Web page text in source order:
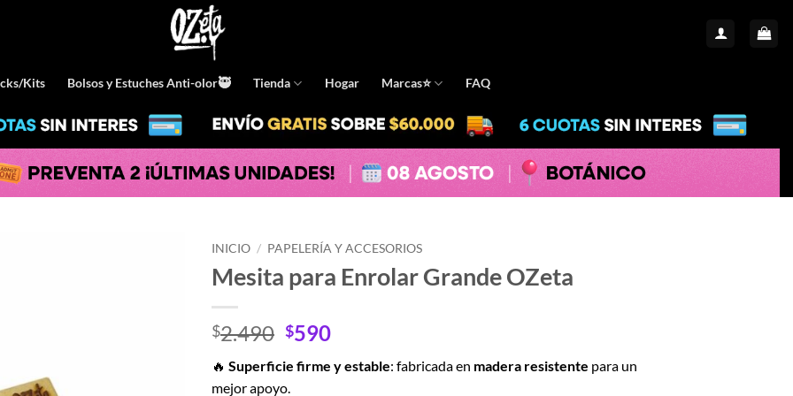
Kits Bolsos y Estuches Anti-olor🥷 Tienda Hogar Marcas⭐️ FAQ
INICIO / PAPELERÍA Y ACCESORIOS
Mesita para Enrolar Grande OZeta
$2.490 El
original
$590El
actual
🔥 Superficie firme y estable: fabricada en madera resistente para un
mejor apoyo.